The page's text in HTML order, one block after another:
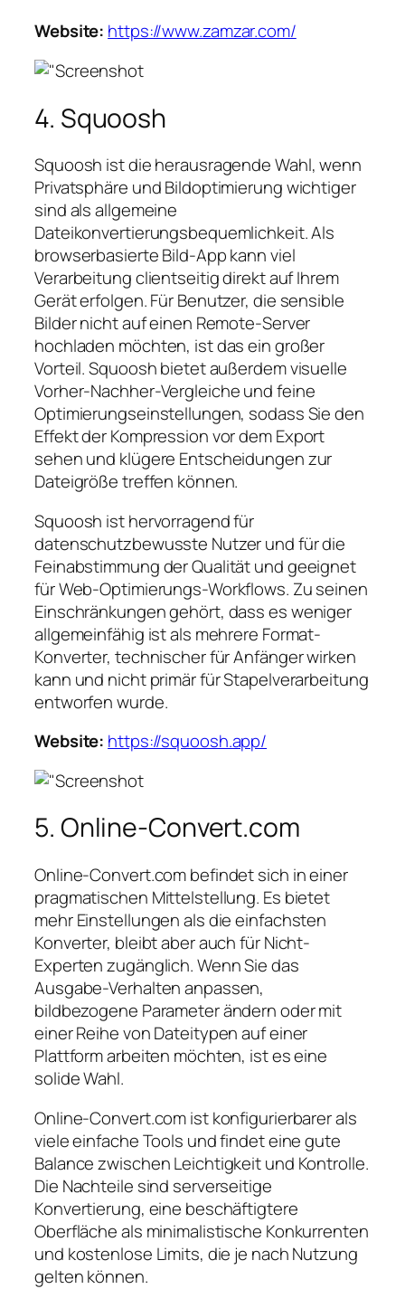
Website: https://www.zamzar.com/
4. Squoosh
Squoosh ist die herausragende Wahl, wenn
Privatsphäre und Bildoptimierung wichtiger
sind als allgemeine
Dateikonvertierungsbequemlichkeit. Als
browserbasierte Bild-App kann viel
Verarbeitung clientseitig direkt auf Ihrem
Gerät erfolgen. Für Benutzer, die sensible
Bilder nicht auf einen Remote-Server
hochladen möchten, ist das ein großer
Vorteil. Squoosh bietet außerdem visuelle
Vorher-Nachher-Vergleiche und feine
Optimierungseinstellungen, sodass Sie den
Effekt der Kompression vor dem Export
sehen und klügere Entscheidungen zur
Dateigröße treffen können.
Squoosh ist hervorragend für
datenschutzbewusste Nutzer und für die
Feinabstimmung der Qualität und geeignet
für Web-Optimierungs-Workflows. Zu seinen
Einschränkungen gehört, dass es weniger
allgemeinfähig ist als mehrere Format-
Konverter, technischer für Anfänger wirken
kann und nicht primär für Stapelverarbeitung
entworfen wurde.
Website: https://squoosh.app/
5. Online-Convert.com
Online-Convert.com befindet sich in einer
pragmatischen Mittelstellung. Es bietet
mehr Einstellungen als die einfachsten
Konverter, bleibt aber auch für Nicht-
Experten zugänglich. Wenn Sie das
Ausgabe-Verhalten anpassen,
bildbezogene Parameter ändern oder mit
einer Reihe von Dateitypen auf einer
Plattform arbeiten möchten, ist es eine
solide Wahl.
Online-Convert.com ist konfigurierbarer als
viele einfache Tools und findet eine gute
Balance zwischen Leichtigkeit und Kontrolle.
Die Nachteile sind serverseitige
Konvertierung, eine beschäftigtere
Oberfläche als minimalistische Konkurrenten
und kostenlose Limits, die je nach Nutzung
gelten können.